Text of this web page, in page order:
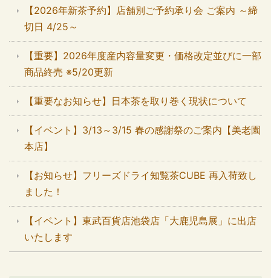
【2026年新茶予約】店舗別ご予約承り会 ご案内 ～締
切日 4/25～
【重要】2026年度産内容量変更・価格改定並びに一部
商品終売 ※5/20更新
【重要なお知らせ】日本茶を取り巻く現状について
【イベント】3/13～3/15 春の感謝祭のご案内【美老園
本店】
【お知らせ】フリーズドライ知覧茶CUBE 再入荷致し
ました！
【イベント】東武百貨店池袋店「大鹿児島展」に出店
いたします